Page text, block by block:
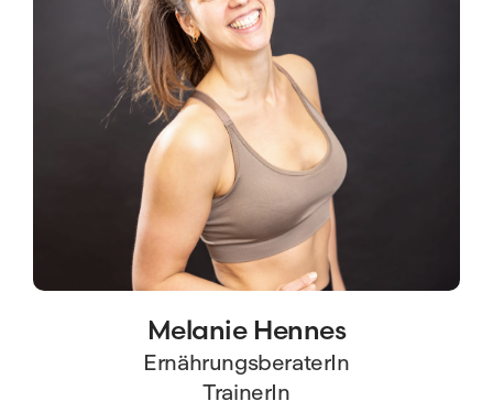
Melanie Hennes
ErnährungsberaterIn
TrainerIn